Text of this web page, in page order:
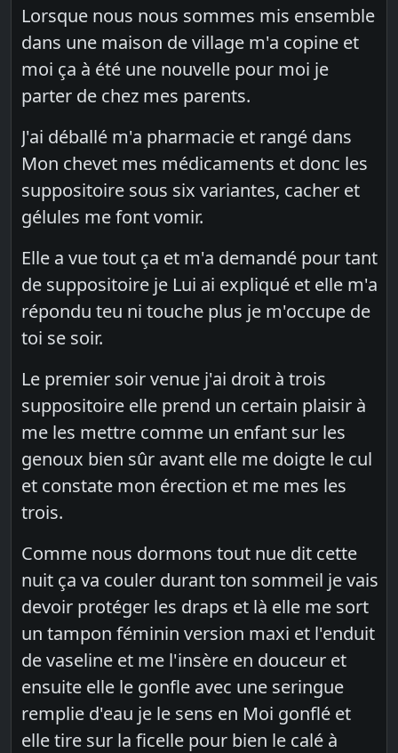
Lorsque nous nous sommes mis ensemble
dans une maison de village m'a copine et
moi ça à été une nouvelle pour moi je
parter de chez mes parents.
J'ai déballé m'a pharmacie et rangé dans
Mon chevet mes médicaments et donc les
suppositoire sous six variantes, cacher et
gélules me font vomir.
Elle a vue tout ça et m'a demandé pour tant
de suppositoire je Lui ai expliqué et elle m'a
répondu teu ni touche plus je m'occupe de
toi se soir.
Le premier soir venue j'ai droit à trois
suppositoire elle prend un certain plaisir à
me les mettre comme un enfant sur les
genoux bien sûr avant elle me doigte le cul
et constate mon érection et me mes les
trois.
Comme nous dormons tout nue dit cette
nuit ça va couler durant ton sommeil je vais
devoir protéger les draps et là elle me sort
un tampon féminin version maxi et l'enduit
de vaseline et me l'insère en douceur et
ensuite elle le gonfle avec une seringue
remplie d'eau je le sens en Moi gonflé et
elle tire sur la ficelle pour bien le calé à